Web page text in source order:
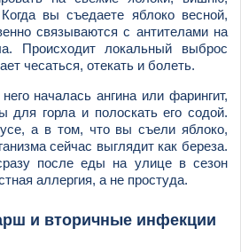
вы съедаете яблоко весной,
связываются с антителами на
Происходит локальный выброс
чесаться, отекать и болеть.
началась ангина или фарингит,
для горла и полоскать его содой.
а в том, что вы съели яблоко,
сейчас выглядит как береза.
после еды на улице в сезон
аллергия, а не простуда.
и вторичные инфекции